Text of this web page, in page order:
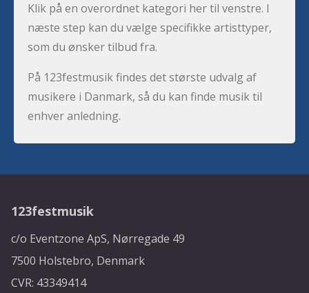
Klik på en overordnet kategori her til venstre. I
næste step kan du vælge specifikke artisttyper,
som du ønsker tilbud fra.
På 123festmusik findes det største udvalg af
musikere i Danmark, så du kan finde musik til
enhver anledning.
123festmusik
c/o Eventzone ApS, Nørregade 49
7500 Holstebro, Denmark
CVR: 43349414